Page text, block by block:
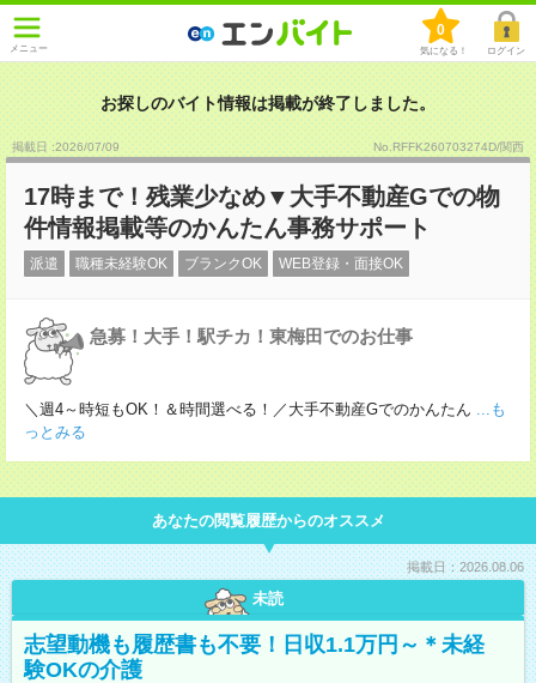
メニュー
0
気になる！ ログイン
お探しのバイト情報は掲載が終了しました。
掲載日 :2026/07/09 No.RFFK260703274D/関西
17時まで！残業少なめ▼大手不動産Gでの物
件情報掲載等のかんたん事務サポート
派遣 職種未経験OK ブランクOK WEB登録・面接OK
急募！大手！駅チカ！東梅田でのお仕事
＼週4～時短もOK！＆時間選べる！／大手不動産Gでのかんたん ...も
っとみる
あなたの閲覧履歴からのオススメ
掲載日：2026.08.06
未読
志望動機も履歴書も不要！日収1.1万円～＊未経
験OKの介護